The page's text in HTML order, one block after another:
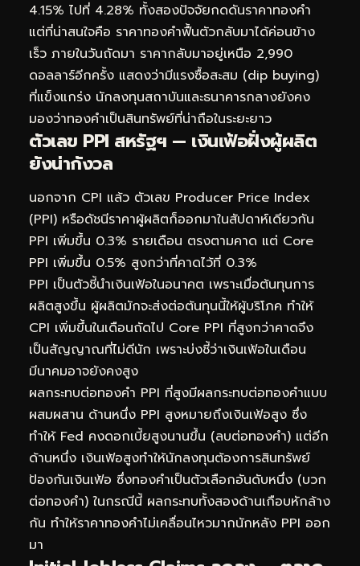
4.15% ไปที่ 4.28% ทั้งสองปัจจัยกดดันราคาทองคำ
แต่ที่น่าสนใจคือ ราคาทองคำฟื้นตัวกลับมาได้ค่อนข้าง
เร็ว ภายในวันถัดมา ราคากลับมาอยู่เหนือ 2,990
ดอลลาร์อีกครั้ง แสดงว่ามีแรงซื้อสะสม (dip buying)
ที่แข็งแกร่ง นักลงทุนสถาบันและธนาคารกลางยังคง
มองว่าทองคำเป็นสินทรัพย์ที่น่าถือในระยะยาว
ตัวเลข PPI สหรัฐฯ — เงินเฟ้อฝั่งผู้ผลิต
ยังน่ากังวล
นอกจาก CPI แล้ว ตัวเลข Producer Price Index
(PPI) หรือดัชนีราคาผู้ผลิตก็ออกมาในสัปดาห์เดียวกัน
PPI เพิ่มขึ้น 0.3% รายเดือน ตรงตามคาด แต่ Core
PPI เพิ่มขึ้น 0.5% สูงกว่าที่คาดไว้ที่ 0.3%
PPI เป็นตัวชี้นำเงินเฟ้อในอนาคต เพราะเมื่อต้นทุนการ
ผลิตสูงขึ้น ผู้ผลิตมักจะส่งต่อต้นทุนนี้ให้ผู้บริโภค ทำให้
CPI เพิ่มขึ้นในเดือนถัดไป Core PPI ที่สูงกว่าคาดจึง
เป็นสัญญาณที่ไม่ดีนัก เพราะบ่งชี้ว่าเงินเฟ้อในเดือน
มีนาคมอาจยังคงสูง
ผลกระทบต่อทองคำ PPI ที่สูงมีผลกระทบต่อทองคำแบบ
ผสมผสาน ด้านหนึ่ง PPI สูงหมายถึงเงินเฟ้อสูง ซึ่ง
ทำให้ Fed คงดอกเบี้ยสูงนานขึ้น (ลบต่อทองคำ) แต่อีก
ด้านหนึ่ง เงินเฟ้อสูงทำให้นักลงทุนต้องการสินทรัพย์
ป้องกันเงินเฟ้อ ซึ่งทองคำเป็นตัวเลือกอันดับหนึ่ง (บวก
ต่อทองคำ) ในกรณีนี้ ผลกระทบทั้งสองด้านเกือบหักล้าง
กัน ทำให้ราคาทองคำไม่เคลื่อนไหวมากนักหลัง PPI ออก
มา